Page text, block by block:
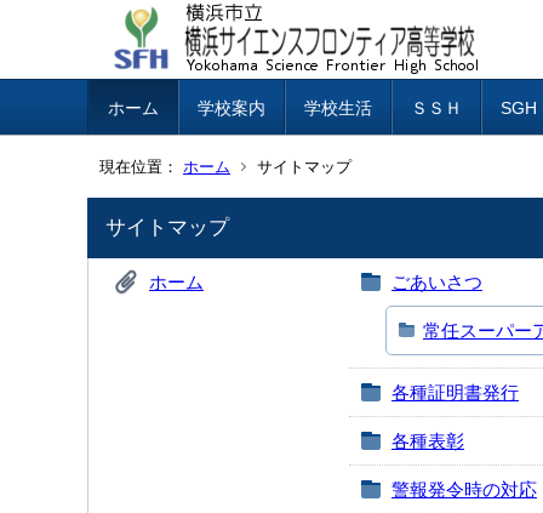
ホーム 学校案内 学校生活 ＳＳＨ SGH
現在位置： ホーム サイトマップ
サイトマップ
ホーム ごあいさつ
常任スーパー
各種証明書発行
各種表彰
警報発令時の対応